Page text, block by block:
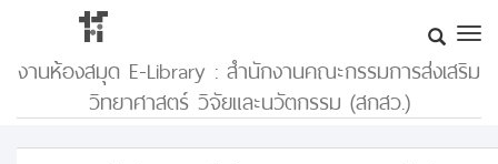
งานห้องสมุด E-Library : สำนักงานคณะกรรมการส่งเสริม
วิทยาศาสตร์ วิจัยและนวัตกรรม (สกสว.)